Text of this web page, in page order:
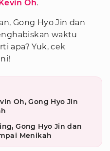
Oh.
Gong Hyo Jin dan
waktu
apa? Yuk, cek
Oh, Gong Hyo Jin
Gong Hyo Jin dan
Menikah